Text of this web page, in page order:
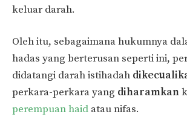
keluar darah.
Oleh itu, sebagaimana hukumnya
hadas yang berterusan seperti ini,
didatangi darah istihadah
perkara-perkara yang diharamkan
perempuan haid atau nifas.